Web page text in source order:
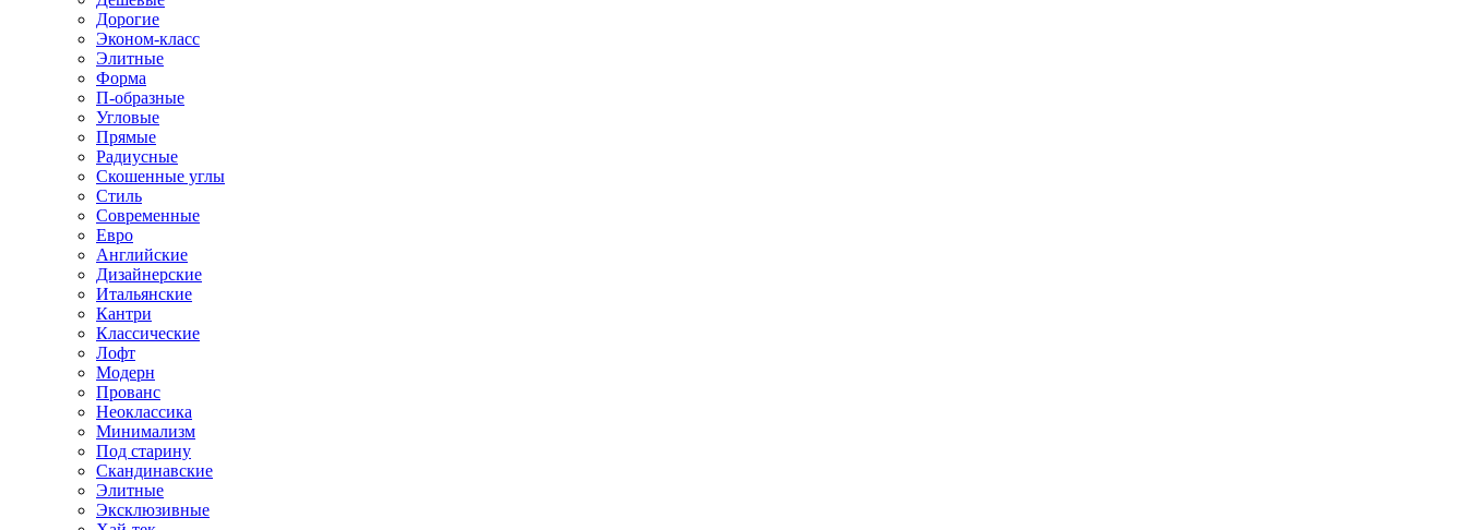
Дорогие
Эконом-класс
Элитные
Форма
П-образные
Угловые
Прямые
Радиусные
Скошенные углы
Стиль
Современные
Евро
Английские
Дизайнерские
Итальянские
Кантри
Классические
Лофт
Модерн
Прованс
Неоклассика
Минимализм
Под старину
Скандинавские
Элитные
Эксклюзивные